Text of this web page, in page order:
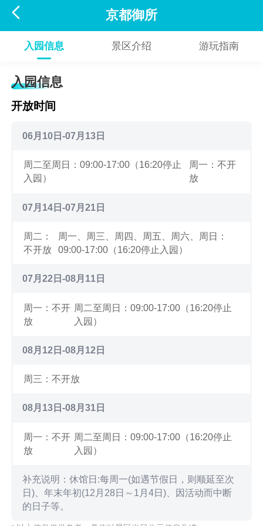
 京都御所
入园信息 景区介绍 游玩指南
入园信息
开放时间
06月10日-07月13日
周二至周日：09:00-17:00（16:20停止
入园）
周一：不开
放
07月14日-07月21日
周二：
不开放
周一、周三、周四、周五、周六、周日：
09:00-17:00（16:20停止入园）
07月22日-08月11日
周一：不开
放
周二至周日：09:00-17:00（16:20停止
入园）
08月12日-08月12日
周三：不开放
08月13日-08月31日
周一：不开
放
周二至周日：09:00-17:00（16:20停止
入园）
补充说明：休馆日:每周一(如遇节假日，则顺延至次
日)、年末年初(12月28日～1月4日)、因活动而中断
的日子等。